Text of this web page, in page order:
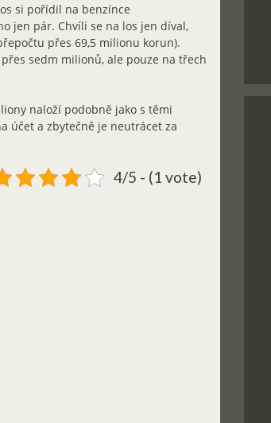
si pořídil na benzínce
jen pár. Chvíli se na los jen díval,
přes 69,5 milionu korun).
sedm milionů, ale pouze na třech
naloží podobně jako s těmi
účet a zbytečně je neutrácet za
4/5 - (1 vote)